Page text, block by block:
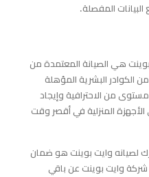
المفصلة.
هي الصيانة المعتمدة من
الكوادر البشرية المؤهلة
من الاحترافية وإيجاد
المنزلية في أقصر وقت
لصيانه وايت بوينت هو ضمان
شركة وايت بوينت عن باقي